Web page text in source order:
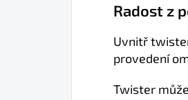
Radost z
Uvnitř
provedení
Twister